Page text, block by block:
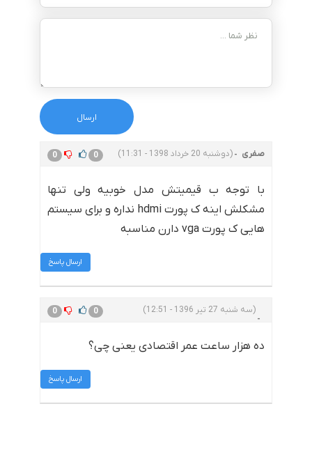
صفری (دوشنبه 20 خرداد 1398 - 11:31) 0 0
با توجه ب قیمیتش مدل خوبیه ولی تنها
مشکلش اینه ک پورت hdmi نداره و برای سیستم
هایی ک پورت vga دارن مناسبه
ارسال پاسخ
(سه شنبه 27 تیر 1396 - 12:51) 0 0
ده هزار ساعت عمر اقتصادی یعنی چی؟
ارسال پاسخ